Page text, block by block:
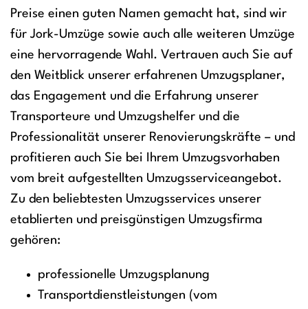
Preise einen guten Namen gemacht hat, sind wir
für Jork-Umzüge sowie auch alle weiteren Umzüge
eine hervorragende Wahl. Vertrauen auch Sie auf
den Weitblick unserer erfahrenen Umzugsplaner,
das Engagement und die Erfahrung unserer
Transporteure und Umzugshelfer und die
Professionalität unserer Renovierungskräfte – und
profitieren auch Sie bei Ihrem Umzugsvorhaben
vom breit aufgestellten Umzugsserviceangebot.
Zu den beliebtesten Umzugsservices unserer
etablierten und preisgünstigen Umzugsfirma
gehören:
professionelle Umzugsplanung
Transportdienstleistungen (vom